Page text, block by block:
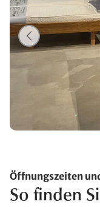
Öffnungszeiten
So finden